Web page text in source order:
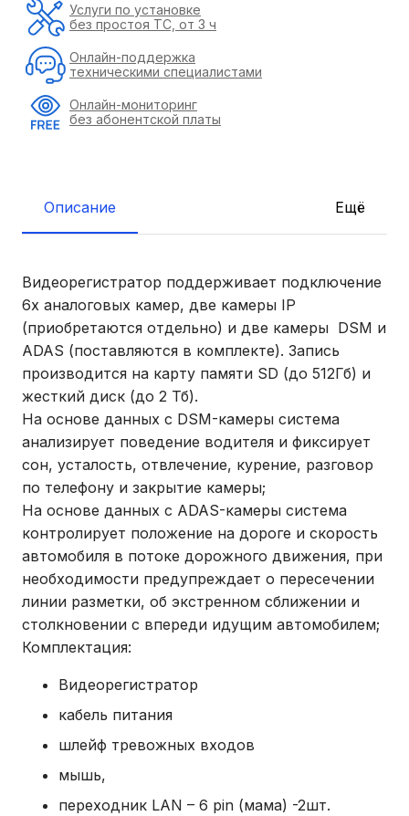
Описание Ещё
Видеорегистратор поддерживает подключение
6х аналоговых камер, две камеры IP
(приобретаются отдельно) и две камеры DSM и
ADAS (поставляются в комплекте). Запись
производится на карту памяти SD (до 512Гб) и
жесткий диск (до 2 Тб).
На основе данных с DSM-камеры система
анализирует поведение водителя и фиксирует
сон, усталость, отвлечение, курение, разговор
по телефону и закрытие камеры;
На основе данных с ADAS-камеры система
контролирует положение на дороге и скорость
автомобиля в потоке дорожного движения, при
необходимости предупреждает о пересечении
линии разметки, об экстренном сближении и
столкновении с впереди идущим автомобилем;
Комплектация:
Видеорегистратор
кабель питания
шлейф тревожных входов
мышь,
переходник LAN – 6 pin (мама) -2шт.
Услуги по установке
без простоя ТС, от 3 ч
Онлайн-поддержка
техническими специалистами
Онлайн-мониторинг
без абонентской платы